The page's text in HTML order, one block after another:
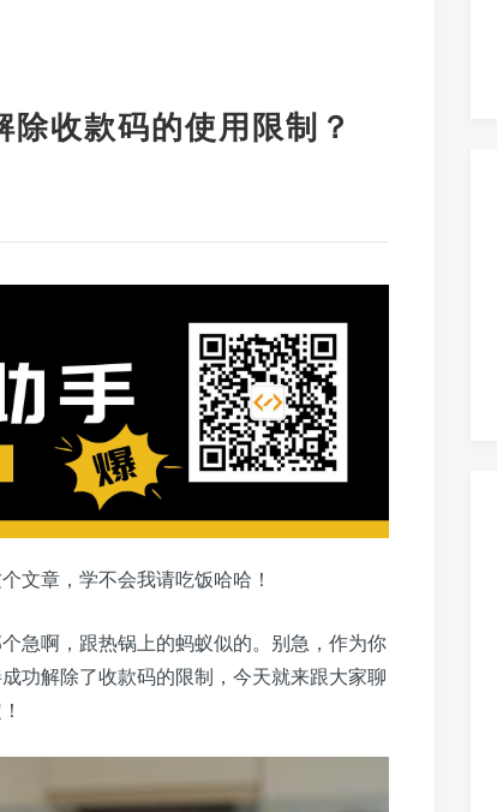
收款码的使用限制？
文章，学不会我请吃饭哈哈！
急啊，跟热锅上的蚂蚁似的。别急，作为你
功解除了收款码的限制，今天就来跟大家聊